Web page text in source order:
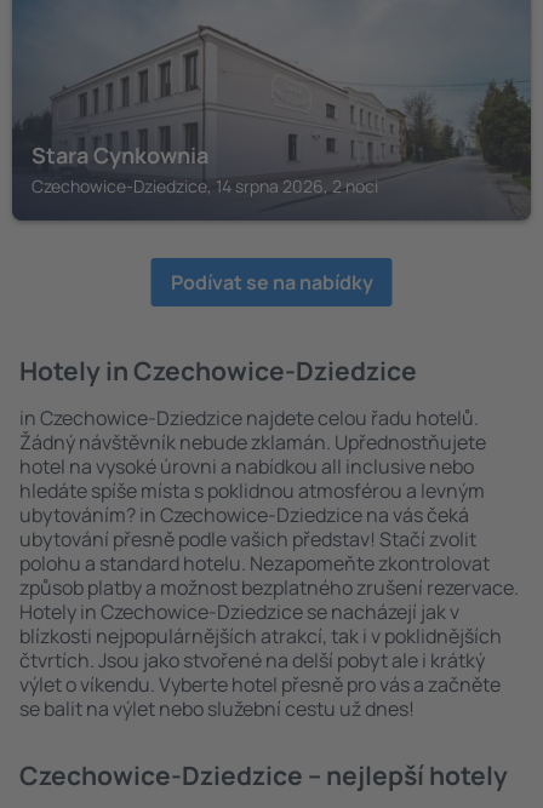
Stara Cynkownia
Czechowice-Dziedzice, 14 srpna 2026, 2 noci
Podívat se na nabídky
Hotely in Czechowice-Dziedzice
in Czechowice-Dziedzice najdete celou řadu hotelů.
Žádný návštěvník nebude zklamán. Upřednostňujete
hotel na vysoké úrovni a nabídkou all inclusive nebo
hledáte spíše místa s poklidnou atmosférou a levným
ubytováním? in Czechowice-Dziedzice na vás čeká
ubytování přesně podle vašich představ! Stačí zvolit
polohu a standard hotelu. Nezapomeňte zkontrolovat
způsob platby a možnost bezplatného zrušení rezervace.
Hotely in Czechowice-Dziedzice se nacházejí jak v
blízkosti nejpopulárnějších atrakcí, tak i v poklidnějších
čtvrtích. Jsou jako stvořené na delší pobyt ale i krátký
výlet o víkendu. Vyberte hotel přesně pro vás a začněte
se balit na výlet nebo služební cestu už dnes!
Czechowice-Dziedzice – nejlepší hotely